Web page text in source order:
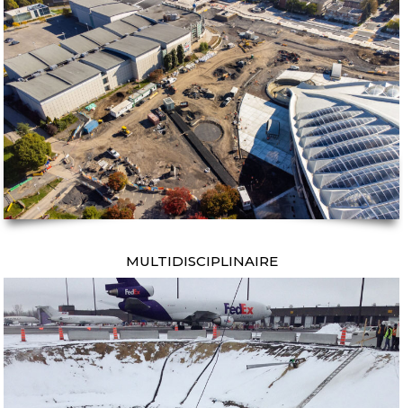
MULTIDISCIPLINAIRE